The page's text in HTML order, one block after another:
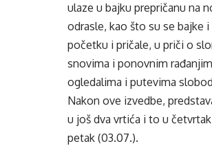
ulaze u bajku prepričanu na
odrasle, kao što su se bajke
početku i pričale, u priči o
snovima i ponovnim
ogledalima i putevima
Nakon ove izvedbe,
u još dva vrtića i to u
petak (03.07.).